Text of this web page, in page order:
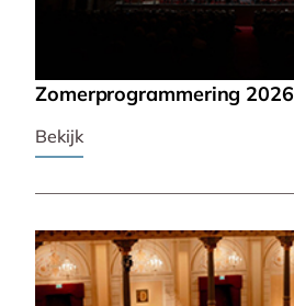
Zomerprogrammering 2026
Bekijk